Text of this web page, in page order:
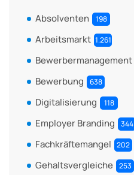
Absolventen 198
Arbeitsmarkt 1.261
Bewerbermanagement
Bewerbung 638
Digitalisierung 118
Employer Branding 344
Fachkräftemangel 202
Gehaltsvergleiche 253